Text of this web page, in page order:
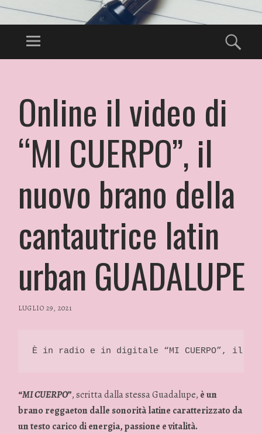
Online il video di
“MI CUERPO”, il
nuovo brano della
cantautrice latin
urban GUADALUPE
LUGLIO 29, 2021
GLAMOUR
È in radio e in digitale “MI CUERPO”, il
“MI CUERPO”, scritta dalla stessa Guadalupe, è un
brano reggaeton dalle sonorità latine caratterizzato da
un testo carico di energia, passione e vitalità.